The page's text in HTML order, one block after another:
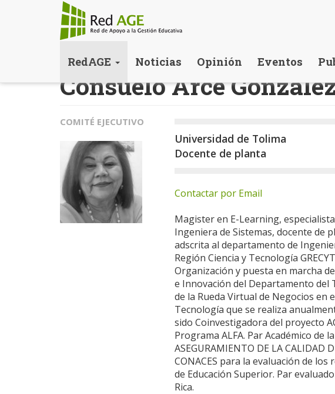
contenido
RedAGE Noticias Opinión Eventos
Consuelo Arce
COMITÉ EJECUTIVO
Universidad de Tolima
Docente de planta
Contactar por Email
Magister en E-Learning,
Ingeniera de Sistemas, docente de
adscrita al departamento de
Región Ciencia y Tecnología
Organización y puesta en marcha
e Innovación del Departamento del
de la Rueda Virtual de Negocios en
Tecnología que se realiza
sido Coinvestigadora del proyecto
Programa ALFA. Par Académico de
ASEGURAMIENTO DE LA CALIDAD
CONACES para la evaluación de
de Educación Superior. Par
Rica.